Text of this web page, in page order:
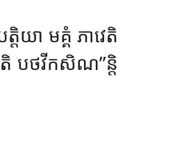
យា មគ្គំ ភាវេតិ
បថវីកសិណ’’ន្តិ